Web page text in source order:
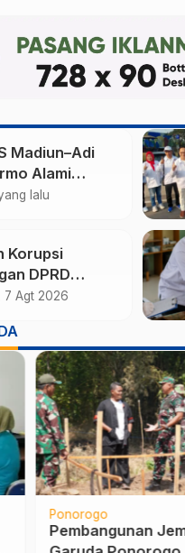
Madiun–Adi
Alami
5 KA Ikut
lalu
Korupsi
DPRD
Jadi Alarm,
Perkuat Tata
7 Agt 2026
Ponorogo
Pembangunan